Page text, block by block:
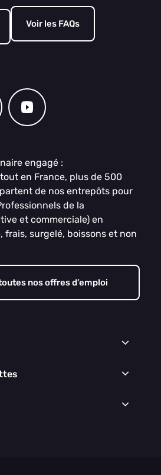
Voir les FAQs
engagé :
en France, plus de 500
de nos entrepôts pour
de la
et commerciale) en
frais, surgelé, boissons et non
nos offres d’emploi